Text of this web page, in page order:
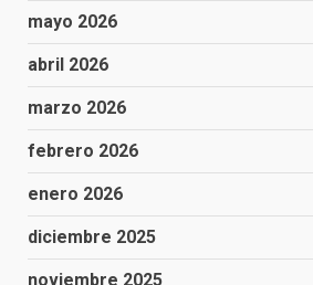
mayo 2026
abril 2026
marzo 2026
febrero 2026
enero 2026
diciembre 2025
noviembre 2025